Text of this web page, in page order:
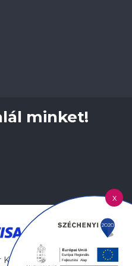
minket!
| Minden jog fenntartva!
x